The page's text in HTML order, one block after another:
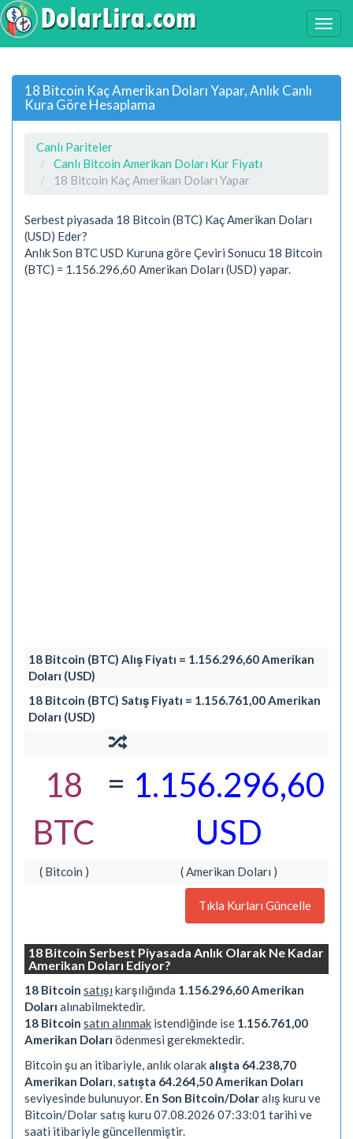
18 Bitcoin Kaç Amerikan Doları Yapar, Anlık Canlı
Kura Göre Hesaplama
Canlı Pariteler
Canlı Bitcoin Amerikan Doları Kur Fiyatı
18 Bitcoin Kaç Amerikan Doları Yapar
Serbest piyasada 18 Bitcoin (BTC) Kaç Amerikan Doları
(USD) Eder?
Anlık Son BTC USD Kuruna göre Çeviri Sonucu 18 Bitcoin
(BTC) = 1.156.296,60 Amerikan Doları (USD) yapar.
18 Bitcoin (BTC) Alış Fiyatı = 1.156.296,60 Amerikan
Doları (USD)
18 Bitcoin (BTC) Satış Fiyatı = 1.156.761,00 Amerikan
Doları (USD)
18
BTC
= 1.156.296,60
USD
( Bitcoin ) ( Amerikan Doları )
Tıkla Kurları Güncelle
18 Bitcoin Serbest Piyasada Anlık Olarak Ne Kadar
Amerikan Doları Ediyor?
18 Bitcoin satışı karşılığında 1.156.296,60 Amerikan
Doları alınabilmektedir.
18 Bitcoin satın alınmak istendiğinde ise 1.156.761,00
Amerikan Doları ödenmesi gerekmektedir.
Bitcoin şu an itibariyle, anlık olarak alışta 64.238,70
Amerikan Doları satışta 64.264,50 Amerikan Doları
seviyesinde bulunuyor. En Son Bitcoin/Dolaralış kuru ve
Bitcoin/Dolar satış kuru 07.08.2026 07:33:01 tarihi ve
saati itibariyle güncellenmiştir.